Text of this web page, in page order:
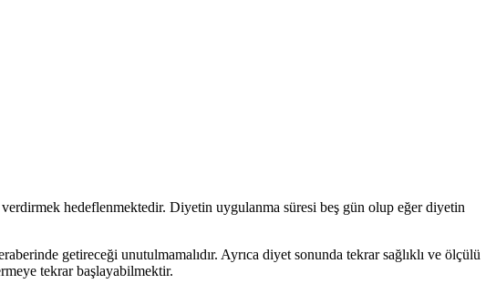
hedeflenmektedir. Diyetin uygulanma süresi beş gün olup eğer diyetin
getireceği unutulmamalıdır. Ayrıca diyet sonunda tekrar sağlıklı ve ölçülü
tekrar başlayabilmektir.